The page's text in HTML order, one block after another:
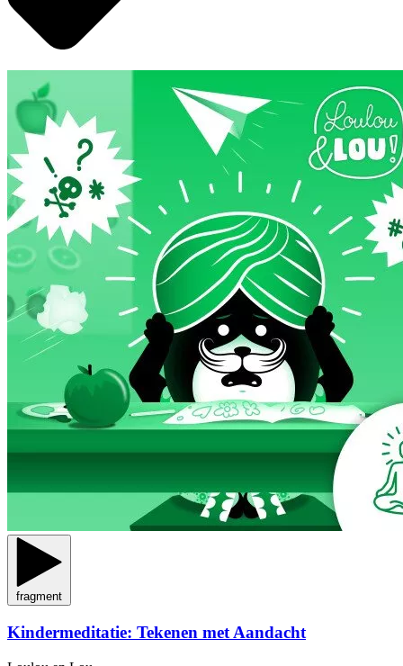
fragment
Kindermeditatie: Tekenen met Aandacht